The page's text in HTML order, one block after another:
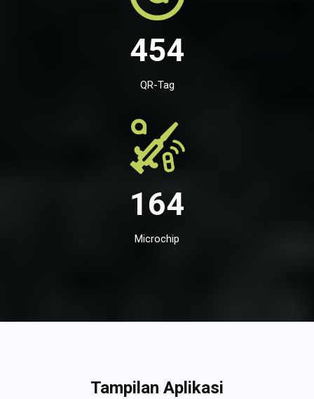
454
QR-Tag
164
Microchip
Tampilan Aplikasi